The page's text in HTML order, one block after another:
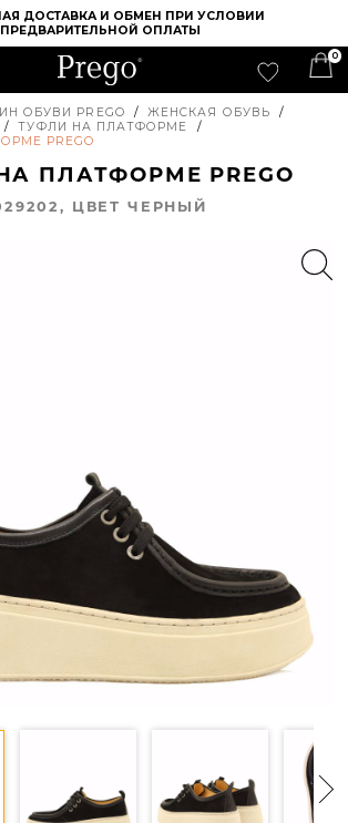
ДОСТАВКА И ОБМЕН ПРИ УСЛОВИИ
ПРЕДВАРИТЕЛЬНОЙ ОПЛАТЫ
0
ОБУВИ PREGO / ЖЕНСКАЯ ОБУВЬ
/
/ ТУФЛИ НА ПЛАТФОРМЕ
/
PREGO
ПЛАТФОРМЕ PREGO
ЦВЕТ ЧЕРНЫЙ